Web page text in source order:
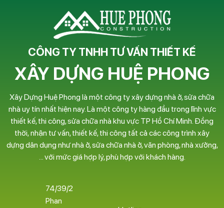
CÔNG TY TNHH TƯ VẤN THIẾT KẾ
XÂY DỰNG HUỆ PHONG
Xây Dựng Huệ Phong là một công ty xây dựng nhà ở, sửa chữa
nhà uy tín nhất hiện nay. Là một công ty hàng đầu trong lĩnh vực
thiết kế, thi công, sửa chữa nhà khu vực TP Hồ Chí Minh. Đồng
thời, nhận tư vấn, thiết kế, thi công tất cả các công trình xây
dựng dân dụng như nhà ở, sửa chữa nhà ở, văn phòng, nhà xưởng,
… với mức giá hợp lý, phù hợp với khách hàng.
74/39/2
Phan